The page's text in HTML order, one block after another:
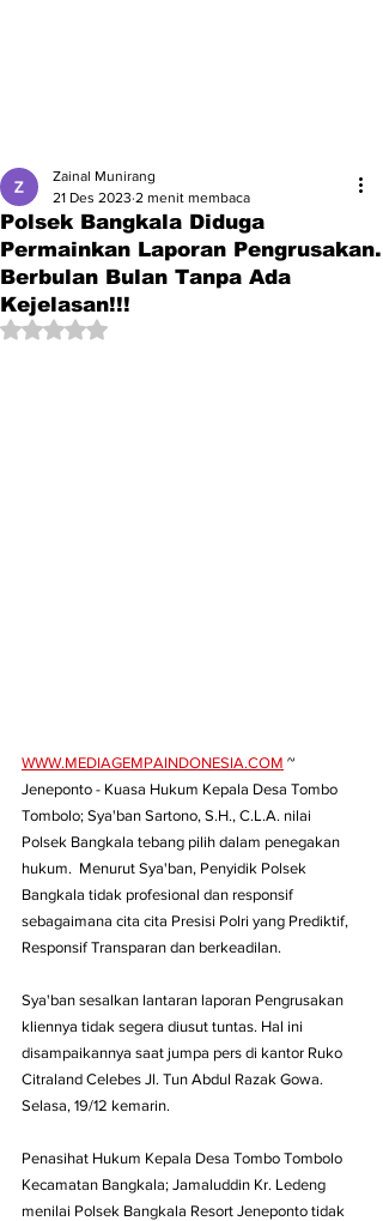
Polsek Bangkala Diduga
Permainkan Laporan Pengrusakan.
Berbulan Bulan Tanpa Ada
Kejelasan!!!
Zainal Munirang
21 Des 2023 2 menit membaca
Dinilai NaN dari 5 bintang.
WWW.MEDIAGEMPAINDONESIA.COM ~
Jeneponto - Kuasa Hukum Kepala Desa Tombo
Tombolo; Sya'ban Sartono, S.H., C.L.A. nilai
Polsek Bangkala tebang pilih dalam penegakan
hukum.  Menurut Sya'ban, Penyidik Polsek
Bangkala tidak profesional dan responsif
sebagaimana cita cita Presisi Polri yang Prediktif,
Responsif Transparan dan berkeadilan.
Sya'ban sesalkan lantaran laporan Pengrusakan
kliennya tidak segera diusut tuntas. Hal ini
disampaikannya saat jumpa pers di kantor Ruko
Citraland Celebes Jl. Tun Abdul Razak Gowa.
Selasa, 19/12 kemarin.
Penasihat Hukum Kepala Desa Tombo Tombolo
Kecamatan Bangkala; Jamaluddin Kr. Ledeng
menilai Polsek Bangkala Resort Jeneponto tidak